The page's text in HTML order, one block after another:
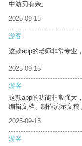
中游刃有余。
2025-09-15
游客
这款app的老师非常专业
2025-09-15
游客
这款app的功能非常强大
编辑文档、制作演示文稿
2025-09-15
游客